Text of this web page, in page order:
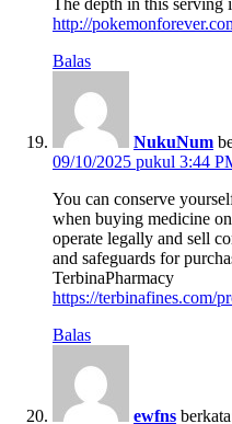
The depth in this serving
http://
Balas
NukuNum
09/10/2025 pukul 3:44
You can conserve
when buying medicine
operate legally and sell
and safeguards for
TerbinaPharmacy
https://terbinafines.com/
Balas
ewfns